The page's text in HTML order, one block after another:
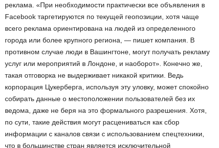
реклама. «При необходимости практически все объявления в
Facebook таргетируются по текущей геопозиции, хотя чаще
всего реклама ориентирована на людей из определенного
города или более крупного региона, — пишет компания. В
противном случае люди в Вашингтоне, могут получать рекламу
услуг или мероприятий в Лондоне, и наоборот». Конечно же,
такая отговорка не выдерживает никакой критики. Ведь
корпорация Цукерберга, используя эту уловку, может спокойно
собирать данные о местоположении пользователей без их
ведома, даже не беря на это формального разрешения. Хотя,
по сути, такие действия могут расцениваться как сбор
информации с каналов связи с использованием спецтехники,
что в большинстве стран является исключительной